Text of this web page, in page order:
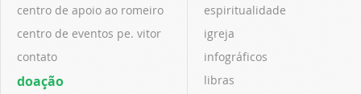
centro de apoio ao romeiro
centro de eventos pe. vitor
contato
doação
espiritualidade
igreja
infográficos
libras